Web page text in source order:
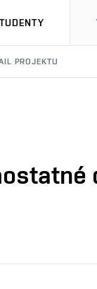
PROJEKTU